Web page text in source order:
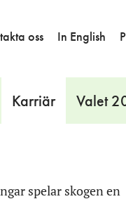
oss In English
Karriär Valet
spelar skogen en